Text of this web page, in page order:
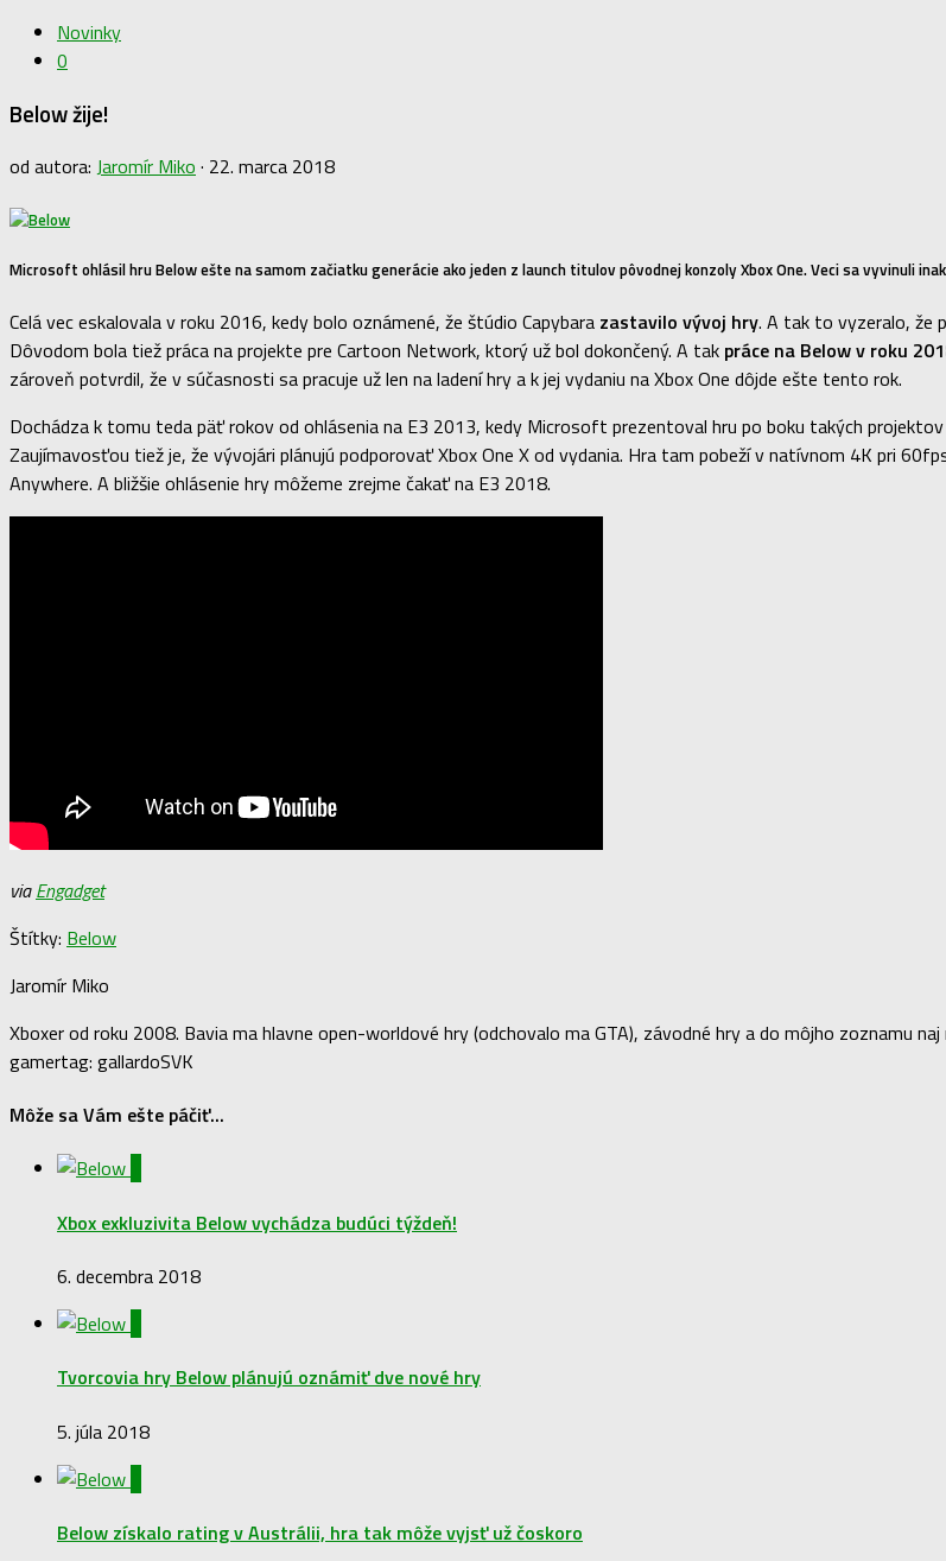
Novinky
0
Below žije!
od autora: Jaromír Miko · 22. marca 2018
Microsoft ohlásil hru Below ešte na samom začiatku generácie ako jeden z launch titulov pôvodnej konzoly Xbox One. Veci sa vyvinuli
Celá vec eskalovala v roku 2016, kedy bolo oznámené, že štúdio Capybara zastavilo vývoj hry. A tak to vyzeralo, že
Dôvodom bola tiež práca na projekte pre Cartoon Network, ktorý už bol dokončený. A tak práce na Below v roku
zároveň potvrdil, že v súčasnosti sa pracuje už len na ladení hry a k jej vydaniu na Xbox One dôjde ešte tento rok.
Dochádza k tomu teda päť rokov od ohlásenia na E3 2013, kedy Microsoft prezentoval hru po boku takých
Zaujímavosťou tiež je, že vývojári plánujú podporovať Xbox One X od vydania. Hra tam pobeží v natívnom 4K pri
Anywhere. A bližšie ohlásenie hry môžeme zrejme čakať na E3 2018.
viaEngadget
Štítky: Below
Jaromír Miko
Xboxer od roku 2008. Bavia ma hlavne open-worldové hry (odchovalo ma GTA), závodné hry a do môjho zoznamu
gamertag: gallardoSVK
Môže sa Vám ešte páčiť...
Xbox exkluzivita Below vychádza budúci týždeň!
6. decembra 2018
Tvorcovia hry Below plánujú oznámiť dve nové hry
5. júla 2018
Below získalo rating v Austrálii, hra tak môže vyjsť už čoskoro